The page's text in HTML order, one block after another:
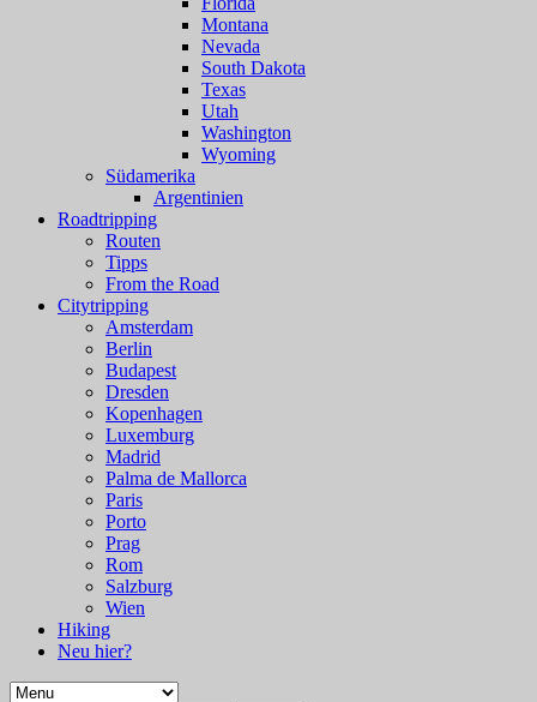
Montana
Nevada
South Dakota
Texas
Utah
Washington
Wyoming
Südamerika
Argentinien
Roadtripping
Routen
Tipps
From the Road
Citytripping
Amsterdam
Berlin
Budapest
Dresden
Kopenhagen
Luxemburg
Madrid
Palma de Mallorca
Paris
Porto
Prag
Rom
Salzburg
Wien
Hiking
Neu hier?